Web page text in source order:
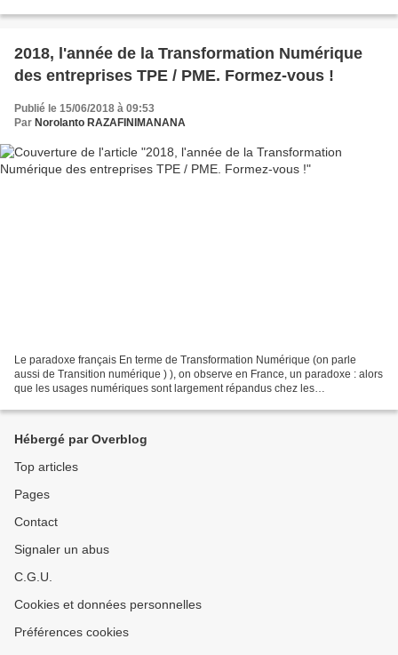
2018, l'année de la Transformation Numérique
des entreprises TPE / PME. Formez-vous !
Publié le 15/06/2018 à 09:53
Par Norolanto RAZAFINIMANANA
Le paradoxe français En terme de Transformation Numérique (on parle
aussi de Transition numérique ) ), on observe en France, un paradoxe : alors
que les usages numériques sont largement répandus chez les
Hébergé par Overblog
Top articles
Pages
Contact
Signaler un abus
C.G.U.
Cookies et données personnelles
Préférences cookies